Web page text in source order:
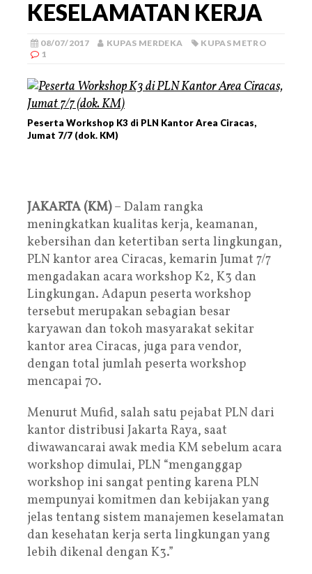
KESELAMATAN KERJA
08/07/2017 KUPAS MERDEKA
KUPAS METRO
1
Peserta Workshop K3 di PLN Kantor Area Ciracas,
Jumat 7/7 (dok. KM)
JAKARTA (KM)– Dalam rangka
meningkatkan kualitas kerja, keamanan,
kebersihan dan ketertiban serta lingkungan,
PLN kantor area Ciracas, kemarin Jumat 7/7
mengadakan acara workshop K2, K3 dan
Lingkungan. Adapun peserta workshop
tersebut merupakan sebagian besar
karyawan dan tokoh masyarakat sekitar
kantor area Ciracas, juga para vendor,
dengan total jumlah peserta workshop
mencapai 70.
Menurut Mufid, salah satu pejabat PLN dari
kantor distribusi Jakarta Raya, saat
diwawancarai awak media KM sebelum acara
workshop dimulai, PLN “menganggap
workshop ini sangat penting karena PLN
mempunyai komitmen dan kebijakan yang
jelas tentang sistem manajemen keselamatan
dan kesehatan kerja serta lingkungan yang
lebih dikenal dengan K3.”